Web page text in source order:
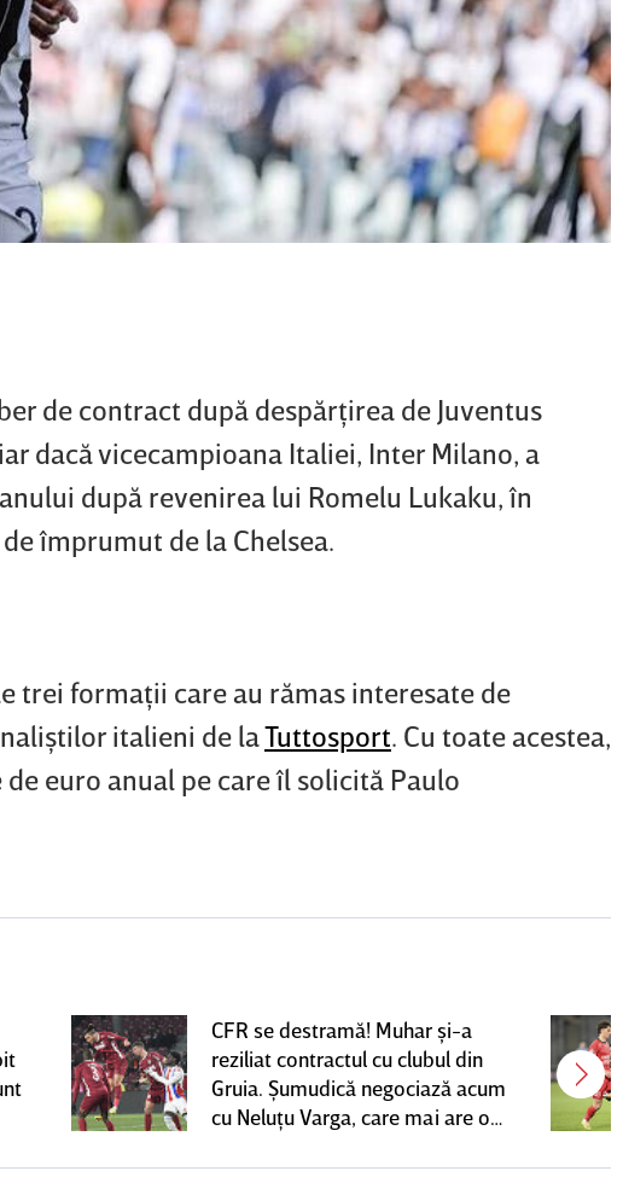
de contract după despărţirea de Juventus
dacă vicecampioana Italiei, Inter Milano, a
după revenirea lui Romelu Lukaku, în
împrumut de la Chelsea.
trei formaţii care au rămas interesate de
italieni de laTuttosport. Cu toate acestea,
euro anual pe care îl solicită Paulo
CFR se destramă! Muhar şi-a
reziliat contractul cu clubul din
Gruia. Şumudică negociază acum
cu Neluţu Varga, care mai are o
EXCLUSIV